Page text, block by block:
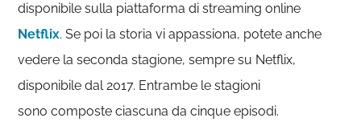
disponibile sulla piattaforma di streaming online
Netflix. Se poi la storia vi appassiona, potete anche
vedere la seconda stagione, sempre su Netflix,
disponibile dal 2017. Entrambe le stagioni
sono composte ciascuna da cinque episodi.